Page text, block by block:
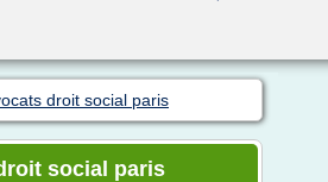
droit social paris
social paris